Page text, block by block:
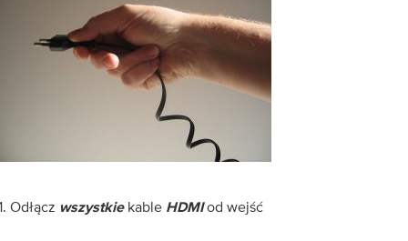
Odłącz wszystkiekable HDMIod wejść